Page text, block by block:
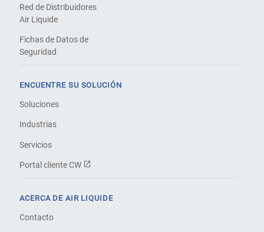
Red de Distribuidores
Air Liquide
Fichas de Datos de
Seguridad
ENCUENTRE SU SOLUCIÓN
Soluciones
Industrias
Servicios
Portal cliente CW
ACERCA DE AIR LIQUIDE
Contacto